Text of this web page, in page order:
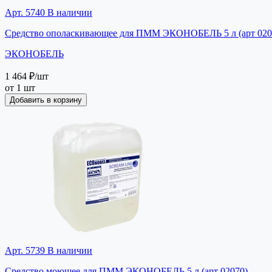
Арт. 5740 В наличии
Средство ополаскивающее для ПММ ЭКОНОБЕЛЬ 5 л (арт
ЭКОНОБЕЛЬ
1 464 ₽/шт
от 1 шт
Добавить в корзину
Арт. 5739 В наличии